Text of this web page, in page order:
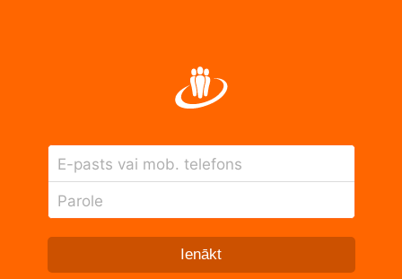
E-pasts vai mob. telefons
Parole
Ienākt